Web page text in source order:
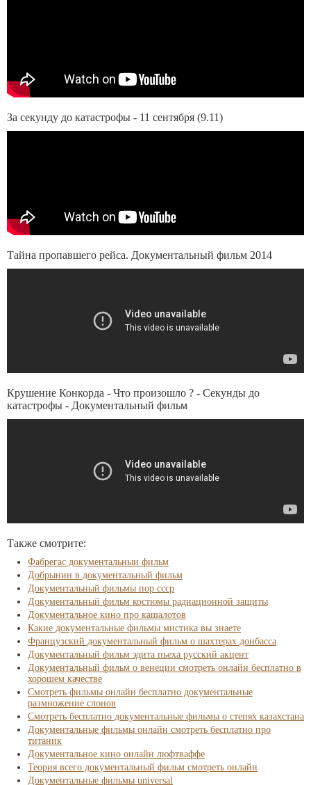
За секунду до катастрофы - 11 сентября (9.11)
Тайна пропавшего рейса. Документальный фильм 2014
Крушение Конкорда - Что произошло ? - Секунды до
катастрофы - Документальный фильм
Также смотрите:
Фабрегас документальныи фильм
Добрынин в документальный фильм
Документальный фильмы пор ссср
Документальный фильм костюмы радиационной защиты
Документальное кино про кашалотов
Какие документальные фильмы мистика вы знаете
Французский документальный фильм о шахтерах донбасса
Документальный фильм эдита пьеха русский акцент
Документальный фильм о венеции смотреть онлайн бесплатно в
хорошем качестве
Смотреть фильмы онлайн бесплатно документальные
размножение слонов
Смотреть бесплатно документальные фильмы о степях казахстана
Документальные фильмы онлайн смотреть бесплатно про
титаник
Документальное кино онлайн люфтваффе
Теория всего документальный фильм смотреть онлайн
Документальные фильмы universal